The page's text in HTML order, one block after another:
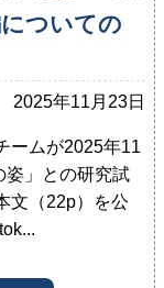
ついての
2025年11月23日
ームが2025年11
姿」との研究試
文（22p）を公